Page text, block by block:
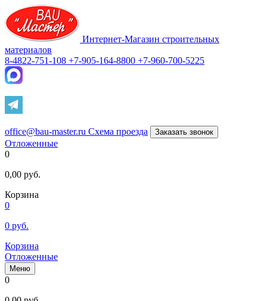
Интернет-Магазин строительных
материалов
8-4822-751-108 +7-905-164-8800 +7-960-700-5225
office@bau-master.ru Схема проезда Заказать звонок
Отложенные
0
0,00 руб.
Корзина
0
0 руб.
Корзина
Отложенные
Меню
0